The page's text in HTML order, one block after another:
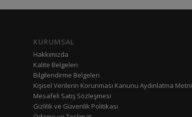
KURUMSAL
Hakkımızda
Kalite Belgeleri
Bilgilendirme Belgeleri
Kişisel Verilerin Korunması Kanunu Aydınlatma Metni
Mesafeli Satış Sözleşmesi
Gizlilik ve Güvenlik Politikası